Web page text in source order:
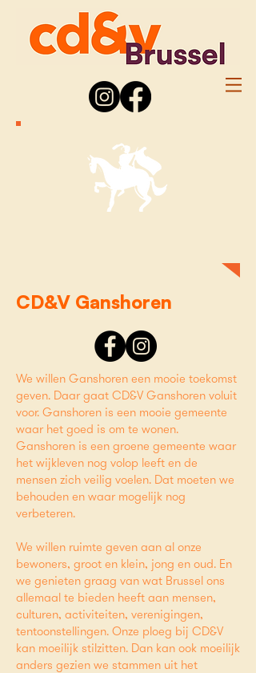
CD&V Ganshoren
We willen Ganshoren een mooie toekomst
geven. Daar gaat CD&V Ganshoren voluit
voor. Ganshoren is een mooie gemeente
waar het goed is om te wonen.
Ganshoren is een groene gemeente waar
het wijkleven nog volop leeft en de
mensen zich veilig voelen. Dat moeten we
behouden en waar mogelijk nog
verbeteren.
We willen ruimte geven aan al onze
bewoners, groot en klein, jong en oud. En
we genieten graag van wat Brussel ons
allemaal te bieden heeft aan mensen,
culturen, activiteiten, verenigingen,
tentoonstellingen. Onze ploeg bij CD&V
kan moeilijk stilzitten. Dan kan ook moeilijk
anders gezien we stammen uit het